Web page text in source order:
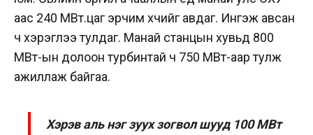
аас 240 МВт.цаг эрчим хүчийг авдаг. Ингэж авсан
ч хэрэглээ тулдаг. Манай станцын хувьд 800
МВт-ын долоон турбинтай ч 750 МВт-аар тулж
ажиллаж байгаа.
Хэрэв аль нэг зуух зогвол шууд 100 МВт